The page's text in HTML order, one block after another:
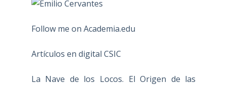
Follow me on Academia.edu
Artículos en digital CSIC
La Nave de los Locos. El Origen de las